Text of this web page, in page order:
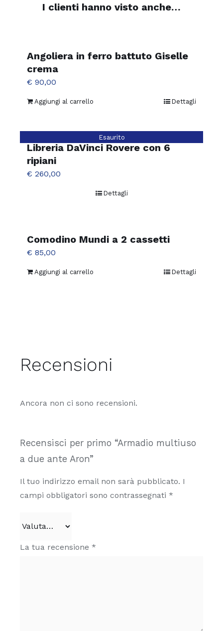
I clienti hanno visto anche…
Angoliera in ferro battuto Giselle
crema
€ 90,00
Aggiungi al carrello Dettagli
Esaurito
Libreria DaVinci Rovere con 6
ripiani
€ 260,00
Dettagli
Comodino Mundi a 2 cassetti
€ 85,00
Aggiungi al carrello Dettagli
Recensioni
Ancora non ci sono recensioni.
Recensisci per primo “Armadio multiuso
a due ante Aron”
Il tuo indirizzo email non sarà pubblicato. I
campi obbligatori sono contrassegnati *
La tua recensione *